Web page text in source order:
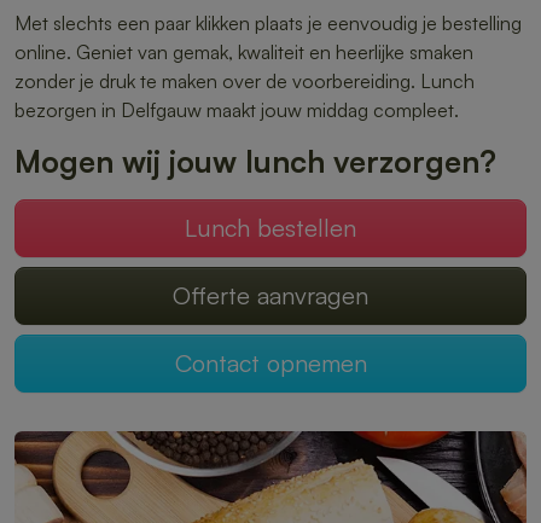
Met slechts een paar klikken plaats je eenvoudig je bestelling
online. Geniet van gemak, kwaliteit en heerlijke smaken
zonder je druk te maken over de voorbereiding. Lunch
bezorgen in Delfgauw maakt jouw middag compleet.
Mogen wij jouw lunch verzorgen?
Lunch bestellen
Offerte aanvragen
Contact opnemen